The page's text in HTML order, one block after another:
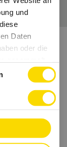
und
Daten
oder die